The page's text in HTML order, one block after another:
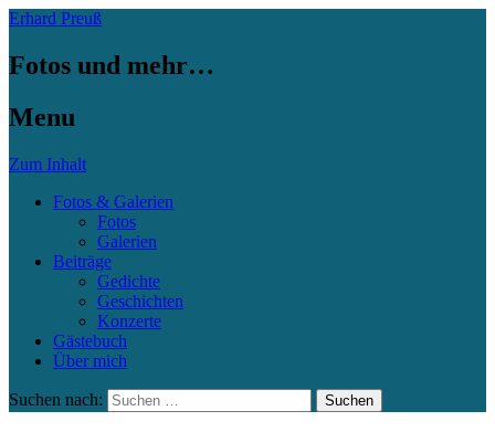
Erhard Preuß
Fotos und mehr…
Menu
Zum Inhalt
Fotos & Galerien
Fotos
Galerien
Beiträge
Gedichte
Geschichten
Konzerte
Gästebuch
Über mich
Suchen nach: